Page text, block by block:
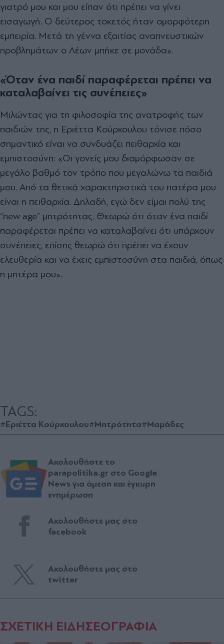
γιατρό μου και μου είπαν ότι πρέπει να γίνει
εισαγωγή. Ο δεύτερος τοκετός ήταν ομορφότερη
εμπειρία. Μετά τη γέννα εξαιτίας αναπνευστικών
προβλημάτων ο Λέων μπήκε σε μονάδα».
«Όταν ένα παιδί παραφέρεται πρέπει να
καταλαβαίνει τις συνέπειες»
Μιλώντας για τη φιλοσοφία της ανατροφής των
παιδιών της, η Εριέττα Κούρκουλου τόνισε πόσο
σημαντικό είναι να συνδυάζει πειθαρχία και
εμπιστοσύνη: «Οι γονείς μου διαμόρφωσαν σε
μεγάλο βαθμό τον τρόπο που μεγαλώνω τα παιδιά
μου. Από τα θετικά χαρακτηριστικά του πατέρα μου
είναι η πειθαρχία. Δηλαδή, εγώ δεν είμαι πολύ της
“new age” μητρότητας. Θεωρώ ότι όταν ένα παιδί
παραφέρεται πρέπει να καταλαβαίνει ότι υπάρχουν
συνέπειες, επίσης θεωρώ ότι πρέπει να έχουν
ελευθερία και να έχεις εμπιστοσύνη στα παιδιά, όπως
η μητέρα μου».
TAGS:
#Εριέττα Κούρκουλου#Μητρότητα#Μαμάδες
Ακολουθήστε το
parapolitika.gr στο Google
News για άμεση και έγκυρη
ενημέρωση
Ακολουθήστε μας στο
facebook
Ακολουθήστε μας στο
twitter
ΣΧΕΤΙΚΗ ΕΙΔΗΣΕΟΓΡΑΦΙΑ